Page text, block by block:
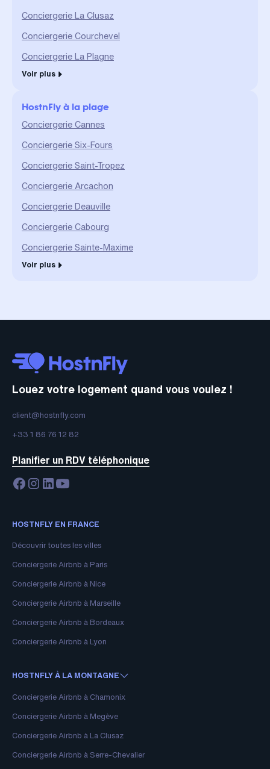
Conciergerie La Clusaz
Conciergerie Courchevel
Conciergerie La Plagne
Voir plus
HostnFly à la plage
Conciergerie Cannes
Conciergerie Six-Fours
Conciergerie Saint-Tropez
Conciergerie Arcachon
Conciergerie Deauville
Conciergerie Cabourg
Conciergerie Sainte-Maxime
Voir plus
Louez votre logement quand vous voulez !
client@hostnfly.com
+33 1 86 76 12 82
Planifier un RDV téléphonique
HOSTNFLY EN FRANCE
Découvrir toutes les villes
Conciergerie Airbnb à Paris
Conciergerie Airbnb à Nice
Conciergerie Airbnb à Marseille
Conciergerie Airbnb à Bordeaux
Conciergerie Airbnb à Lyon
HOSTNFLY À LA MONTAGNE
Conciergerie Airbnb à Chamonix
Conciergerie Airbnb à Megève
Conciergerie Airbnb à La Clusaz
Conciergerie Airbnb à Serre-Chevalier